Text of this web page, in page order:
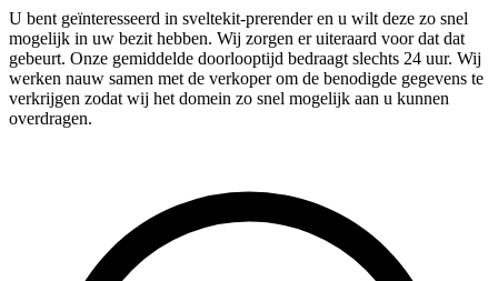
U bent geïnteresseerd in sveltekit-prerender en u wilt deze zo snel
mogelijk in uw bezit hebben. Wij zorgen er uiteraard voor dat dat
gebeurt. Onze gemiddelde doorlooptijd bedraagt slechts 24 uur. Wij
werken nauw samen met de verkoper om de benodigde gegevens te
verkrijgen zodat wij het domein zo snel mogelijk aan u kunnen
overdragen.